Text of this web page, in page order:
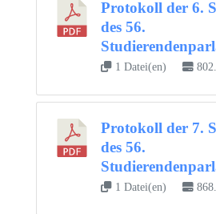
Protokoll der 6.
des 56.
1 Datei(en)
Protokoll der 7.
des 56.
1 Datei(en)